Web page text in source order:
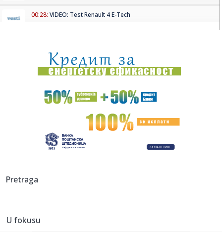
00:28: VIDEO: Test Renault 4 E-Tech
00:24:Džeko u centru spektakla: Šalke okupio više hiljada navijača
00:24:Bez golova u Hercegovini: Široki i Sloga, Sarajevo i Radnik
remi...
Đura Đ. Trajković br. 26: Plejlista za sivu zonu (Fontaines
00:17:Velika akcija tokom noći i ranog jutra u Beogradu: Ekipe
23:46:
Pretraga
U fokusu